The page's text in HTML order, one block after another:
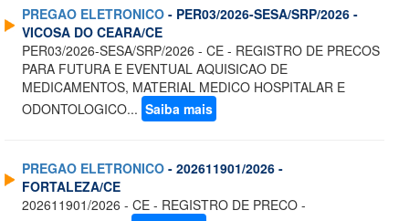
PREGAO ELETRONICO - PER03/2026-SESA/SRP/2026 -
VICOSA DO CEARA/CE
PER03/2026-SESA/SRP/2026 - CE - REGISTRO DE PRECOS
PARA FUTURA E EVENTUAL AQUISICAO DE
MEDICAMENTOS, MATERIAL MEDICO HOSPITALAR E
ODONTOLOGICO... Saiba mais
PREGAO ELETRONICO - 202611901/2026 -
FORTALEZA/CE
202611901/2026 - CE - REGISTRO DE PRECO -